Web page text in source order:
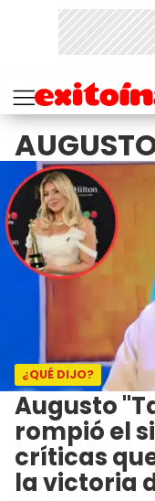
¿QUÉ DIJO?
Augusto
rompió el
críticas
la victoria